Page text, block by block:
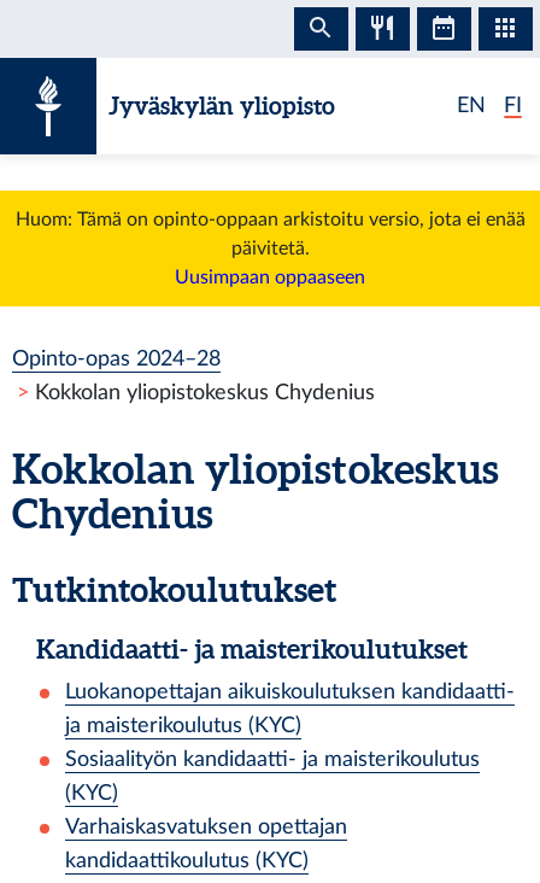
Jyväskylän yliopisto EN FI
Huom: Tämä on opinto-oppaan arkistoitu versio, jota ei enää
päivitetä.
Uusimpaan oppaaseen
Opinto-opas 2024–28
Kokkolan yliopistokeskus Chydenius
Kokkolan yliopistokeskus
Chydenius
Tutkintokoulutukset
Kandidaatti- ja maisterikoulutukset
Luokanopettajan aikuiskoulutuksen kandidaatti-
ja maisterikoulutus (KYC)
Sosiaalityön kandidaatti- ja maisterikoulutus
(KYC)
Varhaiskasvatuksen opettajan
kandidaattikoulutus (KYC)